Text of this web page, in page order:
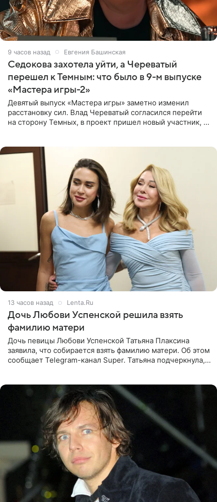
9 часов назад Евгения Башинская
Седокова захотела уйти, а Череватый
перешел к Темным: что было в 9-м выпуске
«Мастера игры-2»
Девятый выпуск «Мастера игры» заметно изменил
расстановку сил. Влад Череватый согласился перейти
на сторону Темных, в проект пришел новый участник, а
13 часов назад Lenta.Ru
Дочь Любови Успенской решила взять
фамилию матери
Дочь певицы Любови Успенской Татьяна Плаксина
заявила, что собирается взять фамилию матери. Об этом
сообщает Telegram-канал Super. Татьяна подчеркнула,